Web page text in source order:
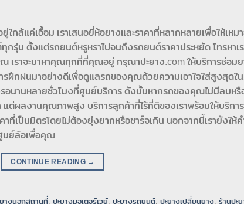
กล้แค่เอื้อม เราเสนอยี่ห้อยางและราคาที่หลากหลายเพื่อให้เหม
รุ่น ตั้งแต่รถยนต์หรูหราไปจนถึงรถยนต์ราคาประหยัด โทรหาเ
เราจะมาหาคุณทุกที่ที่คุณอยู่ กรุณาปะยาง.com ให้บริการซ่อม
รฝึกฝนมาอย่างดีเพื่อดูแลรถของคุณด้วยความเอาใจใส่สูงสุดใ
อนานหลายชั่วโมงที่ศูนย์บริการ ดังนั้นหากรถของคุณไม่มีลมหรื
แต่ผลงานคุณภาพสูง บริการลูกค้าที่ไร้ที่ติของเราพร้อมให้บริก
ที่เป็นมิตรโดยไม่ต้องยุ่งยากหรือชาร์จเกิน นอกจากนี้เรายังให้ค
นย์ล้อเพื่อคุณ
CONTINUE READING →
างนอกสถานที่, ปะยางมอเตอร์เวย์, ปะยางรถยนต์, ปะยางเปลี่ยนยาง, ร้านปะ